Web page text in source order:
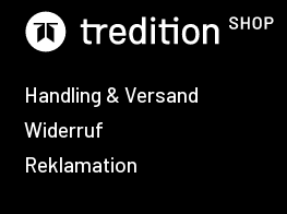
Handling & Versand
Widerruf
Reklamation